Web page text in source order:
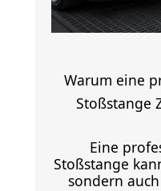
Warum eine
Stoßstange
Eine
Stoßstange
sondern